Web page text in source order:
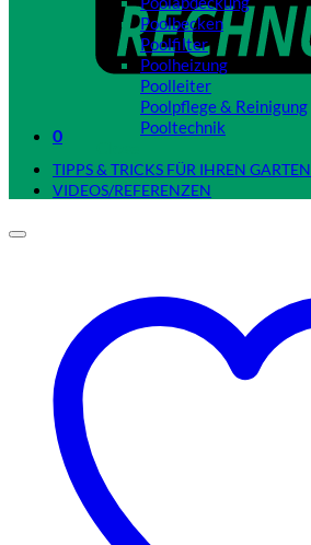
0
Poolbecken
Poolfilter
Poolheizung
Poolleiter
Poolpflege & Reinigung
Pooltechnik
TIPPS & TRICKS FÜR IHREN GARTEN
VIDEOS/REFERENZEN